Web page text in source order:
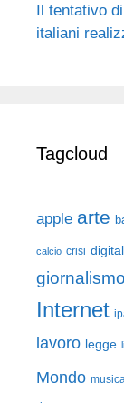
Il tentativo
italiani
Tagcloud
apple arte
calcio crisi
giornalismo
Internet
lavoro legge
Mondo musica